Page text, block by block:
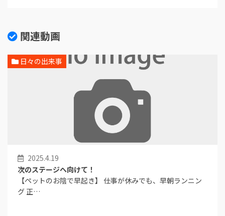
関連動画
2025.4.19
次のステージへ向けて！
【ペットのお陰で早起き】 仕事が休みでも、早朝ランニン
グ 正…
日々の出来事